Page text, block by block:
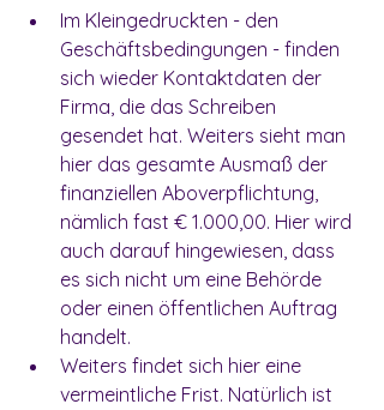
Im Kleingedruckten - den
Geschäftsbedingungen - finden
sich wieder Kontaktdaten der
Firma, die das Schreiben
gesendet hat. Weiters sieht man
hier das gesamte Ausmaß der
finanziellen Aboverpflichtung,
nämlich fast € 1.000,00. Hier wird
auch darauf hingewiesen, dass
es sich nicht um eine Behörde
oder einen öffentlichen Auftrag
handelt.
Weiters findet sich hier eine
vermeintliche Frist. Natürlich ist